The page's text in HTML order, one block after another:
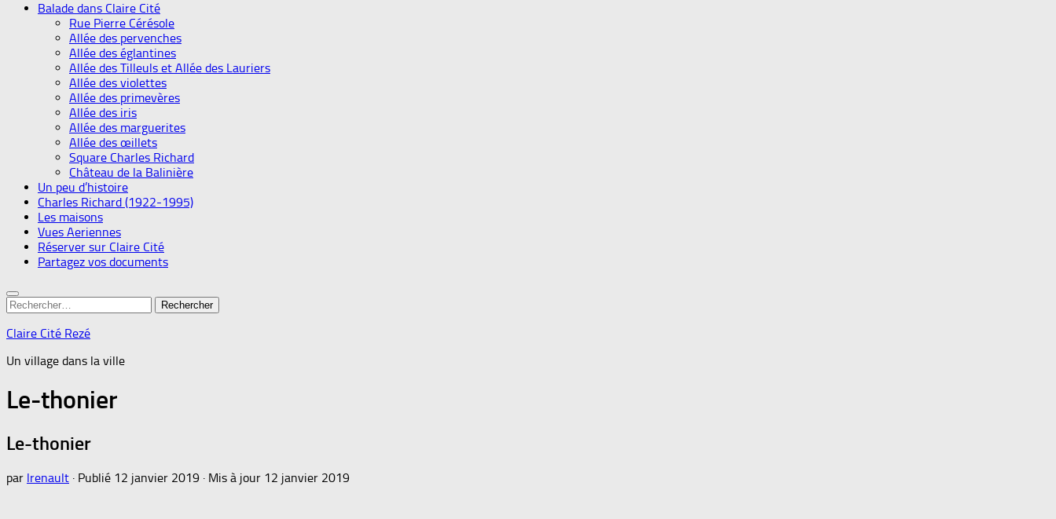
Balade dans Claire Cité
Rue Pierre Cérésole
Allée des pervenches
Allée des églantines
Allée des Tilleuls et Allée des Lauriers
Allée des violettes
Allée des primevères
Allée des iris
Allée des marguerites
Allée des œillets
Square Charles Richard
Château de la Balinière
Un peu d’histoire
Charles Richard (1922-1995)
Les maisons
Vues Aeriennes
Réserver sur Claire Cité
Partagez vos documents
Rechercher :
Claire Cité Rezé
Un village dans la ville
Le-thonier
Le-thonier
par lrenault · Publié 12 janvier 2019 · Mis à jour 12 janvier 2019